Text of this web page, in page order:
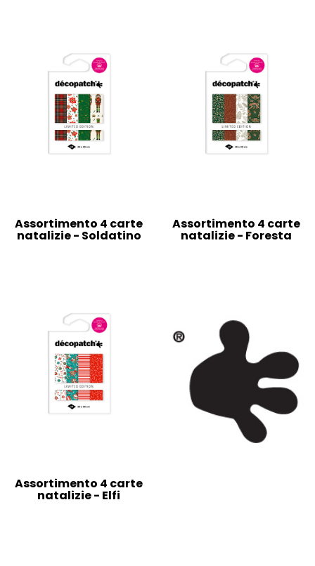
Assortimento 4 carte
natalizie - Soldatino
Assortimento 4 carte
natalizie - Foresta
Assortimento 4 carte
natalizie - Elfi